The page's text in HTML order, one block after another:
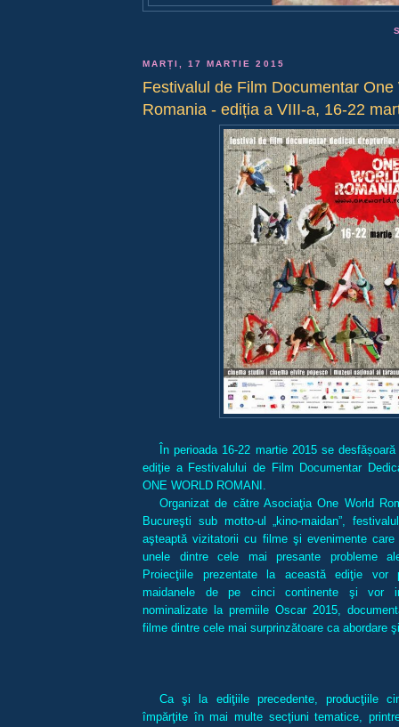
MARȚI, 17 MARTIE 2015
Festivalul de Film Documentar One
Romania - ediția a VIII-a, 16-22
În perioada 16-22 martie 2015 se
ediţie a Festivalului de Film Documentar
ONE WORLD ROMANI.
Organizat de către Asociaţia One World
Bucureşti sub motto-ul „kino-maidan”,
aşteaptă vizitatorii cu filme şi evenimente
unele dintre cele mai presante probleme
Proiecţiile prezentate la această ediţie vor
maidanele de pe cinci continente şi vor
nominalizate la premiile Oscar 2015,
filme dintre cele mai surprinzătoare ca abordare
Ca şi la ediţiile precedente, producţiile
împărţite în mai multe secţiuni tematice,